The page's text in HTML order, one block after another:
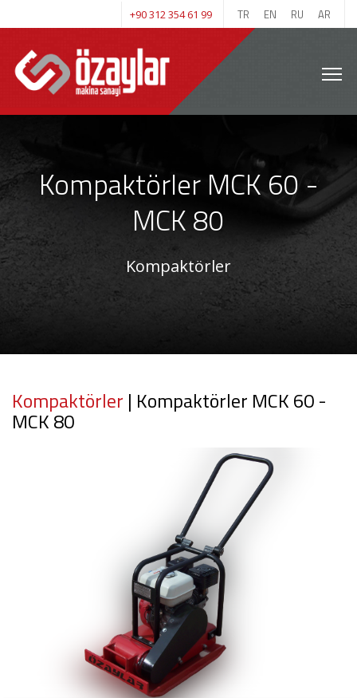
+90 312 354 61 99 TR EN RU AR
Kompaktörler MCK 60 -
MCK 80
Kompaktörler
Kompaktörler | Kompaktörler MCK 60 -
MCK 80